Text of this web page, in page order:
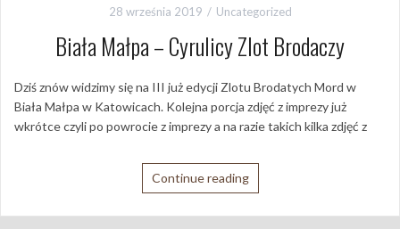
28 września 2019 Uncategorized
Biała Małpa – Cyrulicy Zlot Brodaczy
Dziś znów widzimy się na III już edycji Zlotu Brodatych Mord w
Biała Małpa w Katowicach. Kolejna porcja zdjęć z imprezy już
wkrótce czyli po powrocie z imprezy a na razie takich kilka zdjęć z
Continue reading